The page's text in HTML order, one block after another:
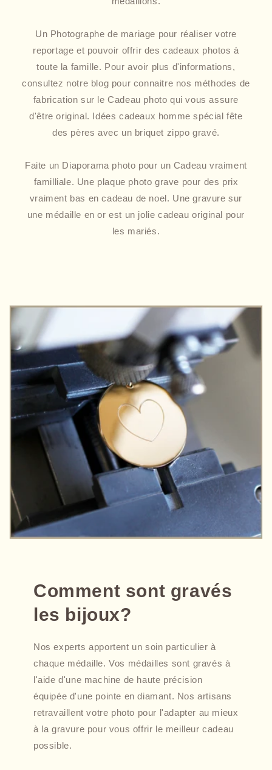
Un Photographe de mariage pour réaliser votre
reportage et pouvoir offrir des cadeaux photos à
toute la famille. Pour avoir plus d'informations,
consultez notre blog pour connaitre nos méthodes de
fabrication sur le Cadeau photo qui vous assure
d'être original. Idées cadeaux homme spécial fête
des pères avec un briquet zippo gravé.
Faite un Diaporama photo pour un Cadeau vraiment
familliale. Une plaque photo grave pour des prix
vraiment bas en cadeau de noel. Une gravure sur
une médaille en or est un jolie cadeau original pour
les mariés.
Comment sont gravés
les bijoux?
Nos experts apportent un soin particulier à
chaque médaille. Vos médailles sont gravés à
l'aide d'une machine de haute précision
équipée d'une pointe en diamant. Nos artisans
retravaillent votre photo pour l'adapter au mieux
à la gravure pour vous offrir le meilleur cadeau
possible.